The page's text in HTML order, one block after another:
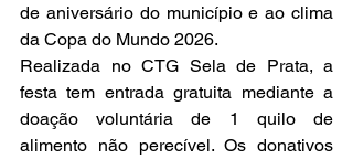
de aniversário do município e ao clima
da Copa do Mundo 2026.
Realizada no CTG Sela de Prata, a
festa tem entrada gratuita mediante a
doação voluntária de 1 quilo de
alimento não perecível. Os donativos